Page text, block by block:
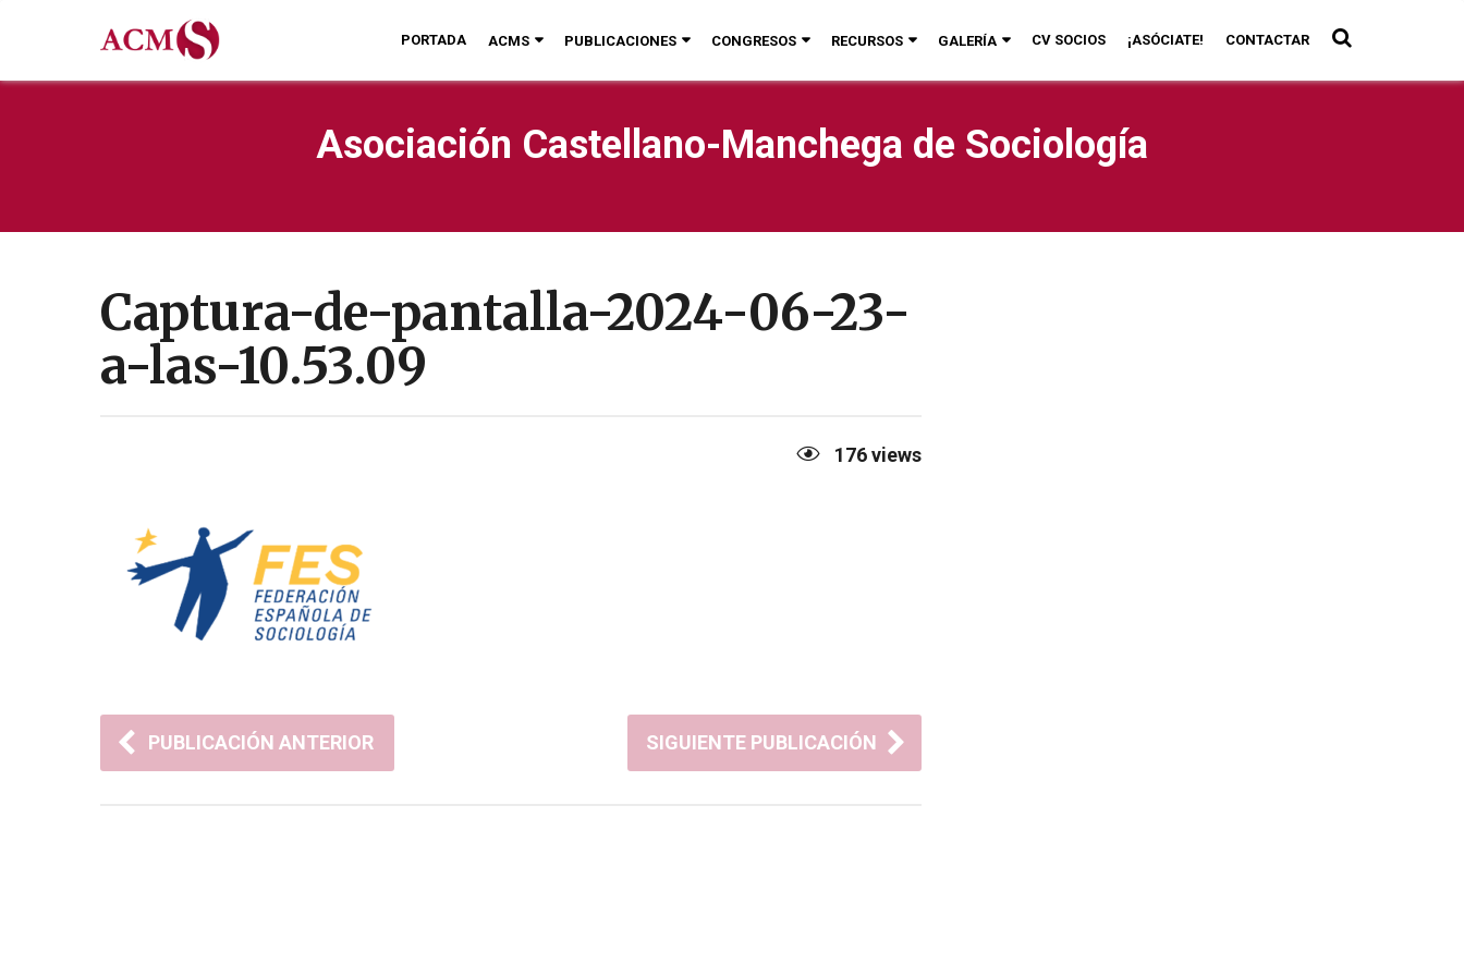
PORTADA ACMS PUBLICACIONES CONGRESOS RECURSOS GALERÍA CV SOCIOS ¡ASÓCIATE! CONTACTAR
Asociación Castellano-Manchega de Sociología
Captura-de-pantalla-2024-06-23-
a-las-10.53.09
176views
PUBLICACIÓN ANTERIOR SIGUIENTE PUBLICACIÓN